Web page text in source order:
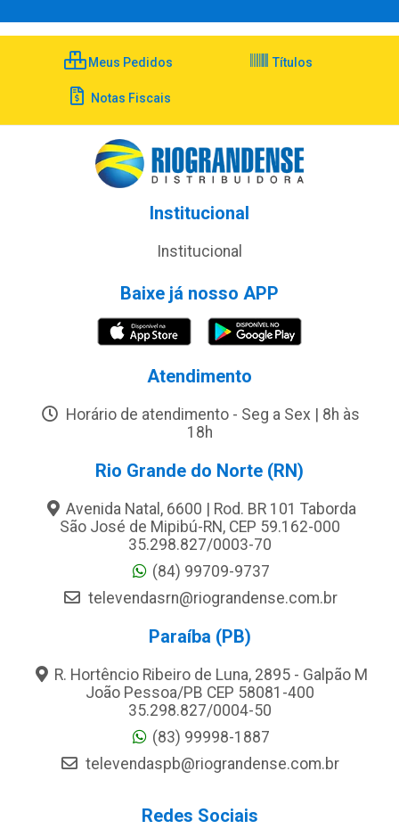
Meus Pedidos Títulos
Notas Fiscais
Institucional
Institucional
Baixe já nosso APP
Atendimento
Horário de atendimento - Seg a Sex | 8h às
18h
Rio Grande do Norte (RN)
Avenida Natal, 6600 | Rod. BR 101 Taborda
São José de Mipibú-RN, CEP 59.162-000
35.298.827/0003-70
(84) 99709-9737
televendasrn@riograndense.com.br
Paraíba (PB)
R. Hortêncio Ribeiro de Luna, 2895 - Galpão M
João Pessoa/PB CEP 58081-400
35.298.827/0004-50
(83) 99998-1887
televendaspb@riograndense.com.br
Redes Sociais